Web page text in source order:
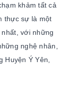
khảm tất cả
thực sự là một
với những
nghệ nhân,
Ý Yên,